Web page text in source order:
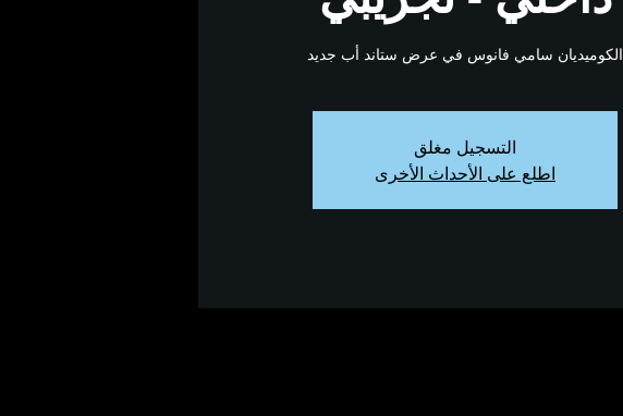
الكوميديان سامي فانوس في عرض ستاند أب جديد
التسجيل مغلق
اطلع على الأحداث الأخرى